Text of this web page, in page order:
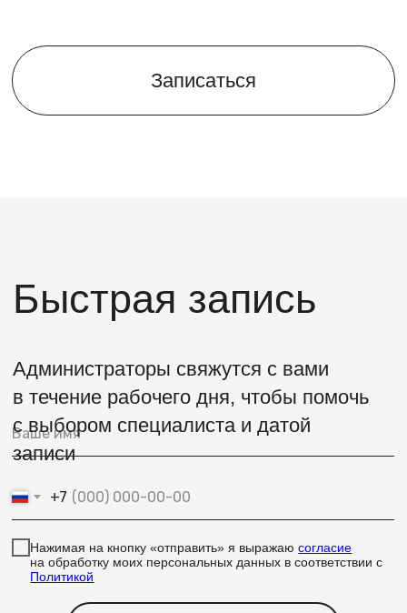
+7
Нажимая на кнопку «отправить» я выражаюсогласие
на обработку моих персональных данных в соответствии с
Политикой